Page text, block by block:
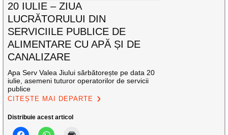
20 IULIE – ZIUA
LUCRĂTORULUI DIN
SERVICIILE PUBLICE DE
ALIMENTARE CU APĂ ȘI DE
CANALIZARE
Apa Serv Valea Jiului sărbătorește pe data 20
iulie, asemeni tuturor operatorilor de servicii
publice
CITEȘTE MAI DEPARTE
Distribuie acest articol